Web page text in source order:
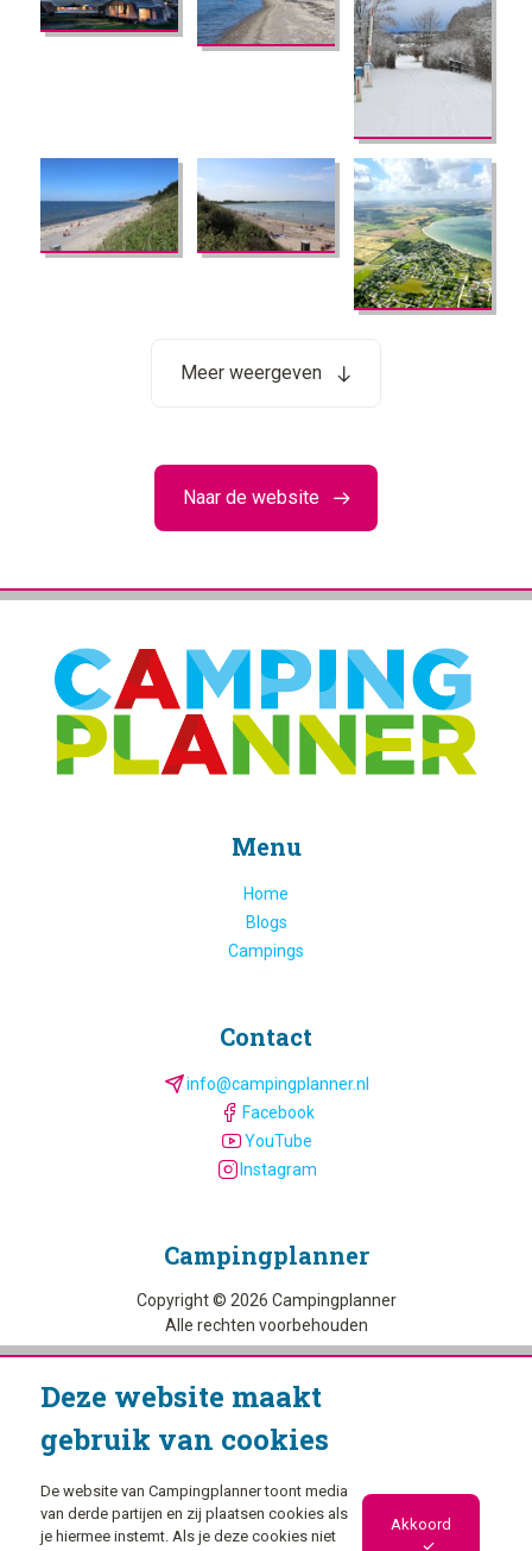
Meer weergeven
Naar de website
Menu
Home
Blogs
Campings
Contact
info@campingplanner.nl
Facebook
YouTube
Instagram
Camping­planner
Copyright © 2026 Campingplanner
Alle rechten voorbehouden
Cookiebeleid
Deze website maakt
gebruik van cookies
De website van Campingplanner toont media
van derde partijen en zij plaatsen cookies als
je hiermee instemt. Als je deze cookies niet
Akkoord